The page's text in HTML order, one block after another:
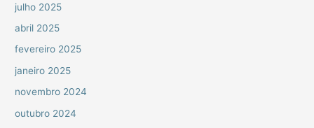
julho 2025
abril 2025
fevereiro 2025
janeiro 2025
novembro 2024
outubro 2024